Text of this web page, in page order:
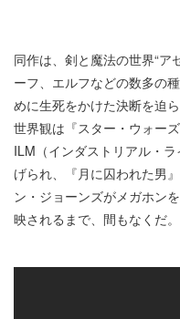
同作は、剣と魔法の世界“ア
ーフ、エルフなどの数多の
めに生死をかけた決断を迫
世界観は『スター・ウォー
ILM（インダストリアル・
げられ、『月に囚われた男
ン・ジョーンズがメガホン
映されるまで、間もなくだ。